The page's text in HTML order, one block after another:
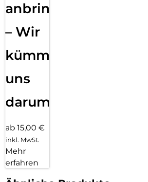
anbringen
– Wir
kümmern
uns
darum!
ab 15,00 €
inkl. MwSt.
Mehr
erfahren